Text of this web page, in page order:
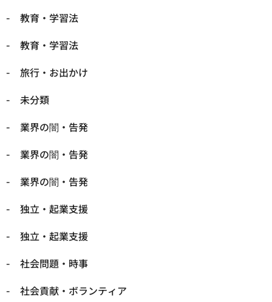
教育・学習法
教育・学習法
旅行・お出かけ
未分類
業界の闇・告発
業界の闇・告発
業界の闇・告発
独立・起業支援
独立・起業支援
社会問題・時事
社会貢献・ボランティア